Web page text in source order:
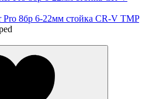
Pro 8бр 6-22мм стойка CR-V TMP